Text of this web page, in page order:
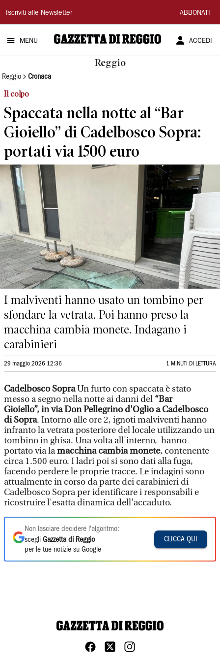
Gazzetta
di
Reggio
Iscriviti alle Newsletter ABBONATI
MENU ACCEDI
Reggio
Reggio Cronaca
Il colpo
Spaccata nella notte al “Bar
Gioiello” di Cadelbosco Sopra:
portati via 1500 euro
I malviventi hanno usato un tombino per
sfondare la vetrata. Poi hanno preso la
macchina cambia monete. Indagano i
carabinieri
29 maggio 2026 12:36 1 MINUTI DI LETTURA
Cadelbosco SopraUn furto con spaccata è stato
messo a segno nella notte ai danni del “Bar
Gioiello”, in via Don Pellegrino d'Oglio a Cadelbosco
di Sopra. Intorno alle ore 2, ignoti malviventi hanno
infranto la vetrata posteriore del locale utilizzando un
tombino in ghisa. Una volta all'interno, hanno
portato via lamacchina cambia monete, contenente
circa 1.500 euro. I ladri poi si sono dati alla fuga,
facendo perdere le proprie tracce. Le indagini sono
attualmente in corso da parte dei carabinieri di
Cadelbosco Sopra per identificare i responsabili e
ricostruire l'esatta dinamica dell'accaduto.
Non lasciare decidere l'algoritmo:
scegli Gazzetta di Reggio
per le tue notizie su Google
CLICCA QUI